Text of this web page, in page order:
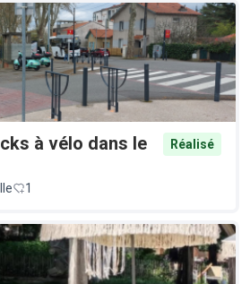
à vélo dans le
Réalisé
1